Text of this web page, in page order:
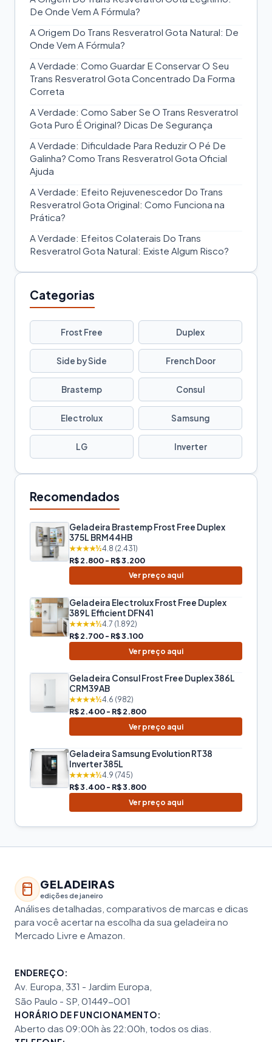
De Onde Vem A Fórmula?
A Origem Do Trans Resveratrol Gota Natural: De
Onde Vem A Fórmula?
A Verdade: Como Guardar E Conservar O Seu
Trans Resveratrol Gota Concentrado Da Forma
Correta
A Verdade: Como Saber Se O Trans Resveratrol
Gota Puro É Original? Dicas De Segurança
A Verdade: Dificuldade Para Reduzir O Pé De
Galinha? Como Trans Resveratrol Gota Oficial
Ajuda
A Verdade: Efeito Rejuvenescedor Do Trans
Resveratrol Gota Original: Como Funciona na
Prática?
A Verdade: Efeitos Colaterais Do Trans
Resveratrol Gota Natural: Existe Algum Risco?
Categorias
Frost Free Duplex
Side by Side French Door
Brastemp Consul
Electrolux Samsung
LG Inverter
Recomendados
Geladeira Brastemp Frost Free Duplex
375L BRM44HB
★★★★½4.8 (2.431)
R$ 2.800 - R$ 3.200
Ver preço aqui
Geladeira Electrolux Frost Free Duplex
389L Efficient DFN41
★★★★½4.7 (1.892)
R$ 2.700 - R$ 3.100
Ver preço aqui
Geladeira Consul Frost Free Duplex 386L
CRM39AB
★★★★½4.6 (982)
R$ 2.400 - R$ 2.800
Ver preço aqui
Geladeira Samsung Evolution RT38
Inverter 385L
★★★★½4.9 (745)
R$ 3.400 - R$ 3.800
Ver preço aqui
GELADEIRAS
edições de janeiro
Análises detalhadas, comparativos de marcas e dicas
para você acertar na escolha da sua geladeira no
Mercado Livre e Amazon.
ENDEREÇO:
Av. Europa, 331 - Jardim Europa,
São Paulo - SP, 01449-001
HORÁRIO DE FUNCIONAMENTO:
Aberto das 09:00h às 22:00h, todos os dias.